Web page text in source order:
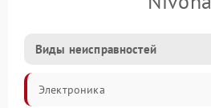
Виды неисправностей
Электроника